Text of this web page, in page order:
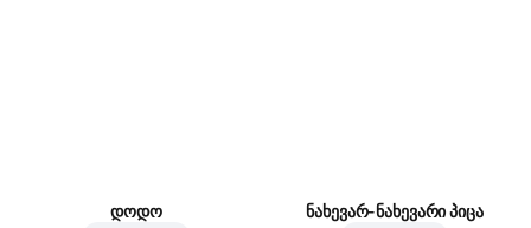
დოდო ნახევარ-ნახევარი პიცა